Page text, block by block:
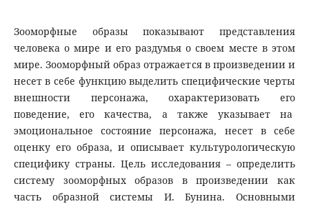
Зооморфные образы показывают представления
человека о мире и его раздумья о своем месте в этом
мире. Зооморфный образ отражается в произведении и
несет в себе функцию выделить специфические черты
внешности персонажа, охарактеризовать его
поведение, его качества, а также указывает на
эмоциональное состояние персонажа, несет в себе
оценку его образа, и описывает культурологическую
специфику страны. Цель исследования – определить
систему зооморфных образов в произведении как
часть образной системы И. Бунина. Основными